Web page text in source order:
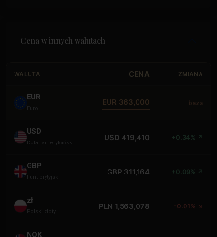
Cena w innych walutach
WALUTA CENA ZMIANA
EUR
Euro
EUR 363,000 baza
USD
Dolar amerykański
USD 419,410 +0.34% ↗
GBP
Funt brytyjski
GBP 311,164 +0.09% ↗
zł
Polski złoty
PLN 1,563,078 -0.01% ↘
NOK